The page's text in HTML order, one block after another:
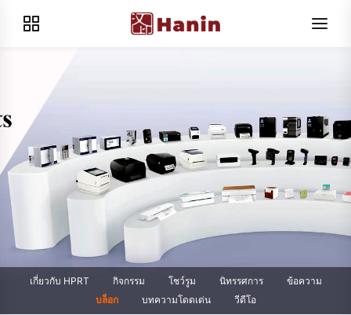
เกี่ยวกับ HPRT กิจกรรม โชว์รูม นิทรรศการ
ข้อความ
บล็อก
บทความโดดเด่น วีดีโอ